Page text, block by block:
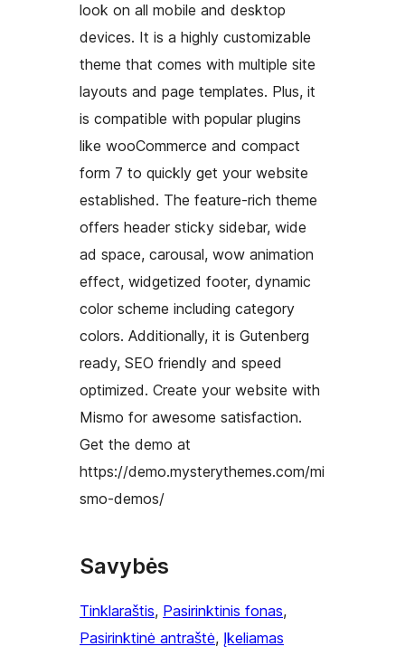
look on all mobile and desktop
devices. It is a highly customizable
theme that comes with multiple site
layouts and page templates. Plus, it
is compatible with popular plugins
like wooCommerce and compact
form 7 to quickly get your website
established. The feature-rich theme
offers header sticky sidebar, wide
ad space, carousal, wow animation
effect, widgetized footer, dynamic
color scheme including category
colors. Additionally, it is Gutenberg
ready, SEO friendly and speed
optimized. Create your website with
Mismo for awesome satisfaction.
Get the demo at
https://demo.mysterythemes.com/mi
smo-demos/
Savybės
Tinklaraštis, Pasirinktinis fonas
Pasirinktinė antraštė, Įkeliamas